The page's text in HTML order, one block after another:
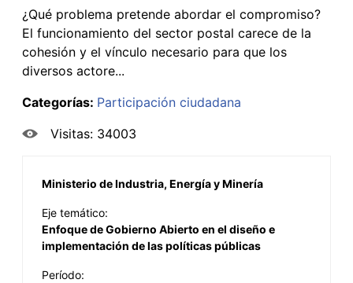
¿Qué problema pretende abordar el compromiso?
El funcionamiento del sector postal carece de la
cohesión y el vínculo necesario para que los
diversos actore...
Categorías: Participación ciudadana
Visitas: 34003
Ministerio de Industria, Energía y Minería
Eje temático:
Enfoque de Gobierno Abierto en el diseño e
implementación de las políticas públicas
Período: